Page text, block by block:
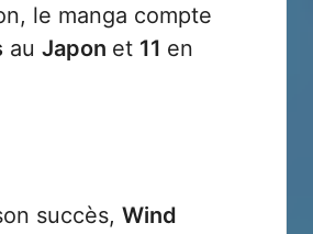
le manga compte
au Japon et 11 en
succès, Wind